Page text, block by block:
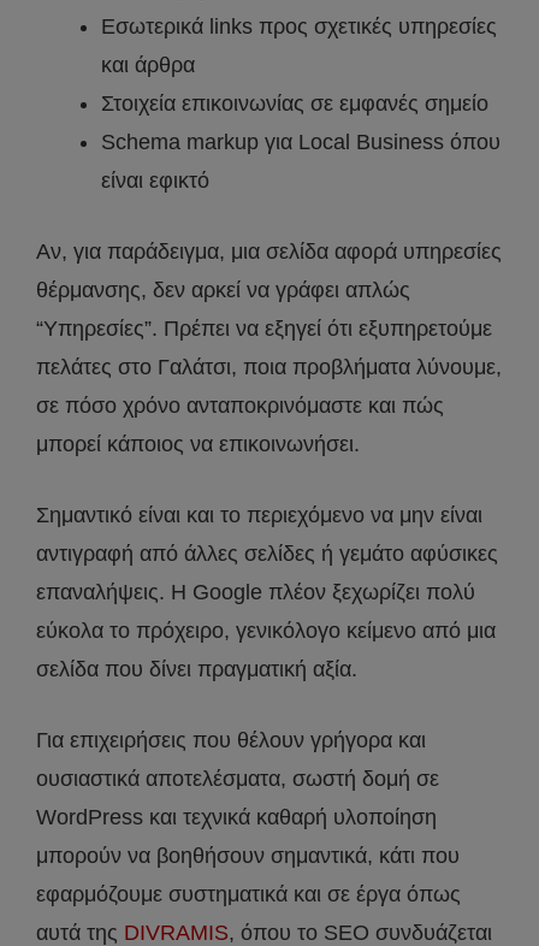
Εσωτερικά links προς σχετικές υπηρεσίες
και άρθρα
Στοιχεία επικοινωνίας σε εμφανές σημείο
Schema markup για Local Business όπου
είναι εφικτό
Αν, για παράδειγμα, μια σελίδα αφορά υπηρεσίες
θέρμανσης, δεν αρκεί να γράφει απλώς
“Υπηρεσίες”. Πρέπει να εξηγεί ότι εξυπηρετούμε
πελάτες στο Γαλάτσι, ποια προβλήματα λύνουμε,
σε πόσο χρόνο ανταποκρινόμαστε και πώς
μπορεί κάποιος να επικοινωνήσει.
Σημαντικό είναι και το περιεχόμενο να μην είναι
αντιγραφή από άλλες σελίδες ή γεμάτο αφύσικες
επαναλήψεις. Η Google πλέον ξεχωρίζει πολύ
εύκολα το πρόχειρο, γενικόλογο κείμενο από μια
σελίδα που δίνει πραγματική αξία.
Για επιχειρήσεις που θέλουν γρήγορα και
ουσιαστικά αποτελέσματα, σωστή δομή σε
WordPress και τεχνικά καθαρή υλοποίηση
μπορούν να βοηθήσουν σημαντικά, κάτι που
εφαρμόζουμε συστηματικά και σε έργα όπως
αυτά της DIVRAMIS, όπου το SEO συνδυάζεται